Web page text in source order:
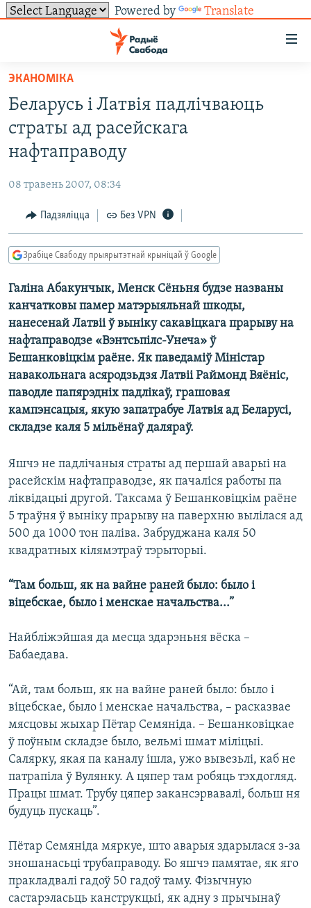
Powered by Translate
ўнівэрсальнага
доступу
Перайсьці
да
галоўнага
зьместу
Перайсьці
да
навігацыі
Перайсьці
да
УСЕ НАВІНЫ
ВІДЭА І ФОТА
ПАЛІТЫКА
ЭКАНОМІКА
ПАЛІТВЯЗЬНІ
КУЛЬТУРА
КАЛЯНДАР
ТОЛЬКІ НА СВАБОДЗЕ
ТЭСТЫ
ГІСТОРЫЯ НА СВАБОДЗЕ
ПАДКАСТЫ
PREMIUM
МОВА
НА ХВАЛЯХ СВАБОДЫ
СУВЯЗЬ
ПАДЗЯЛІЦЦА ІНФАРМАЦЫЯЙ
RSS
ПАДКАСТЫ
Усе сайты РС/РСЭ
ЭКАНОМІКА
Беларусь і Латвія падлічваюць
страты ад расейскага
нафтаправоду
08 травень 2007, 08:34
Падзяліцца Без VPN
Зрабіце Свабоду прыярытэтнай крыніцай ў Google
Галіна Абакунчык, Менск Сёньня будзе названы
канчатковы памер матэрыяльнай шкоды,
нанесенай Латвіі ў выніку сакавіцкага прарыву на
нафтаправодзе «Вэнтсьпілс-Унеча» ў
Бешанковiцкiм раёне. Як паведаміў Міністар
навакольнага асяродзьдзя Латвіі Раймонд Вяёніс,
паводле папярэдніх падлікаў, грашовая
кампэнсацыя, якую запатрабуе Латвія ад Беларусі,
складзе каля 5 мільёнаў даляраў.
Яшчэ не падлічаныя страты ад першай аварыі на
расейскім нафтаправодзе, як пачаліся работы па
ліквідацыі другой. Таксама ў Бешанковіцкім раёне
5 траўня ў выніку прарыву на паверхню вылілася ад
500 да 1000 тон паліва. Забруджана каля 50
квадратных кілямэтраў тэрыторыі.
“Там больш, як на вайне раней было: было і
віцебскае, было і менскае начальства...”
Найбліжэйшая да месца здарэньня вёска –
Бабаедава.
“Ай, там больш, як на вайне раней было: было і
віцебскае, было і менскае начальства, – расказвае
мясцовы жыхар Пётар Семяніда. – Бешанковіцкае
ў поўным складзе было, вельмі шмат міліцыі.
Салярку, якая па каналу ішла, ужо вывезьлі, каб не
патрапіла ў Вулянку. А цяпер там робяць тэхдогляд.
Працы шмат. Трубу цяпер закансэрвавалі, больш ня
будуць пускаць”.
Пётар Семяніда мяркуе, што аварыя здарылася з-за
зношанасьці трубаправоду. Бо яшчэ памятае, як яго
пракладвалі гадоў 50 гадоў таму. Фізычную
састарэласьць канструкцыі, як адну з прычынаў